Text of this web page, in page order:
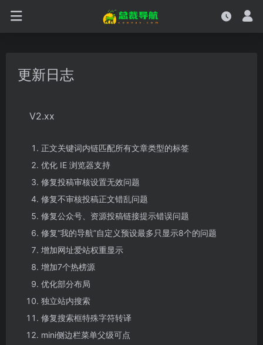
更新日志
V2.xx
正文关键词内链匹配所有文章类型的标签
优化 IE 浏览器支持
修复投稿审核设置无效问题
修复不审核投稿正文错乱问题
修复公众号、资源投稿链接提示错误问题
修复“我的导航”自定义预设最多只显示8个的问题
增加网址爱站权重显示
增加7个热榜源
优化部分布局
独立站内搜索
修复搜索框特殊字符转译
mini侧边栏菜单父级可点